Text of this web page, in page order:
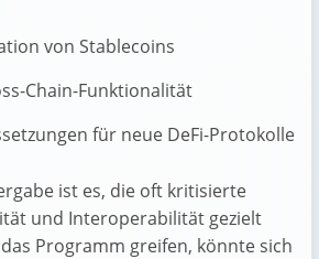
von Stablecoins
Chain-Funktionalität
für neue DeFi-Protokolle
ist es, die oft kritisierte
und Interoperabilität gezielt
Programm greifen, könnte sich